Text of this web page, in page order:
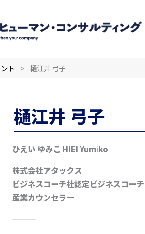
ト 樋江井 弓子
樋江井 弓子
ひえい ゆみこ HIEI Yumiko
株式会社アタックス
ビジネスコーチ社認定ビジネスコーチ
産業カウンセラー